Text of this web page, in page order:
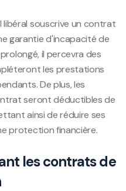
souscrive un contrat
garantie d'incapacité de
il percevra des
les prestations
De plus, les
seront déductibles de
ainsi de réduire ses
protection financière.
les contrats de